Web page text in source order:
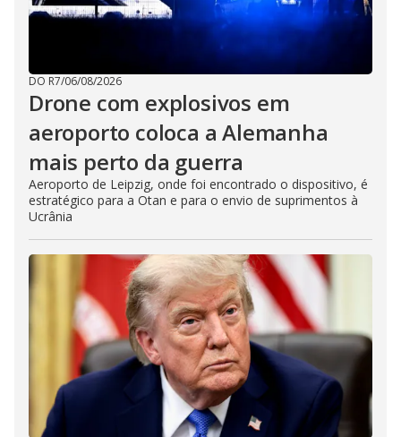
DO R7/06/08/2026
Drone com explosivos em
aeroporto coloca a Alemanha
mais perto da guerra
Aeroporto de Leipzig, onde foi encontrado o dispositivo, é
estratégico para a Otan e para o envio de suprimentos à
Ucrânia